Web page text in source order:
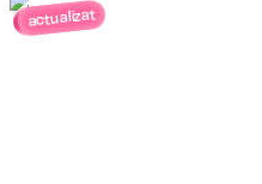
actualizat